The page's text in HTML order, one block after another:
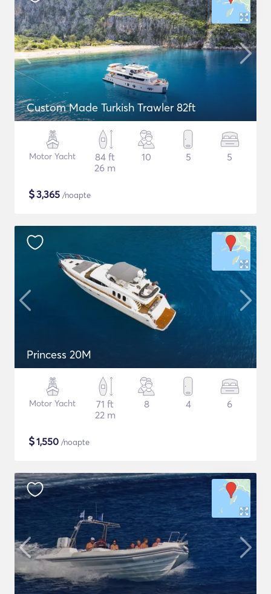
Custom Made Turkish Trawler 82ft
Motor Yacht
84 ft
26 m
10 5 5
$3,365 /noapte
Princess 20M
Motor Yacht
71 ft
22 m
8 4 6
$1,550 /noapte